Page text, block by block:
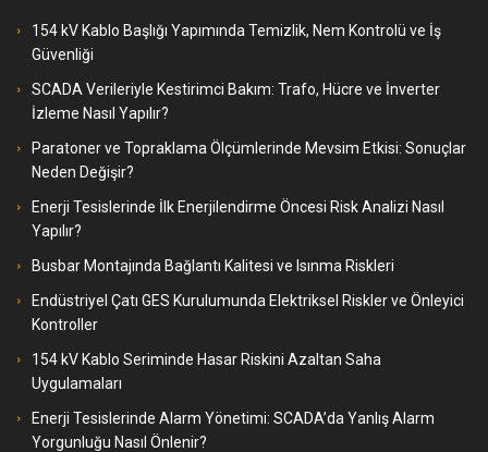
154 kV Kablo Başlığı Yapımında Temizlik, Nem Kontrolü ve İş
Güvenliği
SCADA Verileriyle Kestirimci Bakım: Trafo, Hücre ve İnverter
İzleme Nasıl Yapılır?
Paratoner ve Topraklama Ölçümlerinde Mevsim Etkisi: Sonuçlar
Neden Değişir?
Enerji Tesislerinde İlk Enerjilendirme Öncesi Risk Analizi Nasıl
Yapılır?
Busbar Montajında Bağlantı Kalitesi ve Isınma Riskleri
Endüstriyel Çatı GES Kurulumunda Elektriksel Riskler ve Önleyici
Kontroller
154 kV Kablo Seriminde Hasar Riskini Azaltan Saha
Uygulamaları
Enerji Tesislerinde Alarm Yönetimi: SCADA’da Yanlış Alarm
Yorgunluğu Nasıl Önlenir?